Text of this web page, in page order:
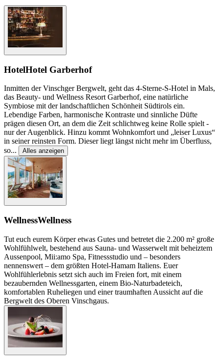
HotelHotel Garberhof
Inmitten der Vinschger Bergwelt, geht das 4-Sterne-S-Hotel in Mals,
das Beauty- und Wellness Resort Garberhof, eine natürliche
Symbiose mit der landschaftlichen Schönheit Südtirols ein.
Lebendige Farben, harmonische Kontraste und sinnliche Düfte
prägen diesen Ort, an dem die Zeit schlichtweg keine Rolle spielt -
nur der Augenblick. Hinzu kommt Wohnkomfort und „leiser Luxus“
in seiner reinsten Form. Dieser liegt längst nicht mehr im Überfluss,
so... Alles anzeigen
WellnessWellness
Tut euch eurem Körper etwas Gutes und betretet die 2.200 m² große
Wohlfühlwelt, bestehend aus Sauna- und Wasserwelt mit beheiztem
Aussenpool, Mii:amo Spa, Fitnessstudio und – besonders
nennenswert – dem größten Hotel-Hamam Italiens. Euer
Wohlfühlerlebnis setzt sich auch im Freien fort, mit einem
bezaubernden Wellnessgarten, einem Bio-Naturbadeteich,
komfortablen Ruheliegen und einer traumhaften Aussicht auf die
Bergwelt des Oberen Vinschgaus.